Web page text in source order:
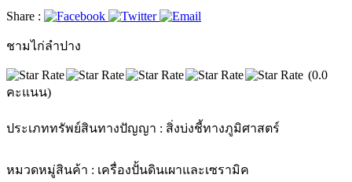
Share :
ชามไก่ลำปาง
(0.0
คะแนน)
ประเภททรัพย์สินทางปัญญา : สิ่งบ่งชี้ทางภูมิศาสตร์
หมวดหมู่สินค้า : เครื่องปั้นดินเผาและเซรามิค